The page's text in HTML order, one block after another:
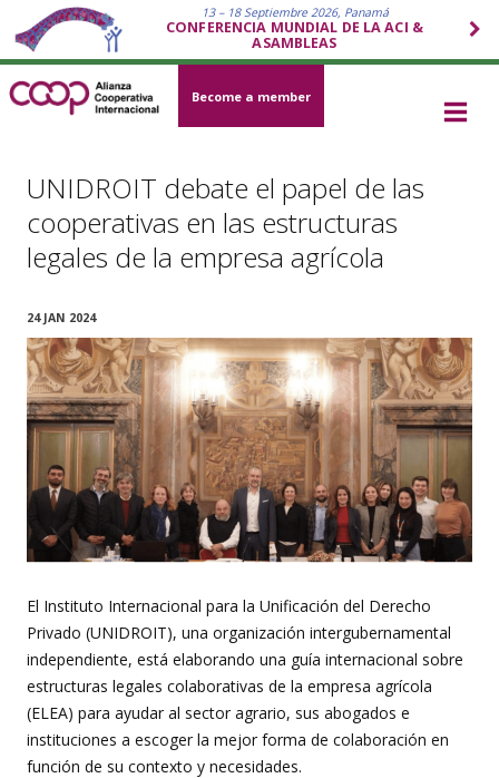
13 – 18 Septiembre 2026, Panamá
CONFERENCIA MUNDIAL DE LA ACI &
ASAMBLEAS
Become a member
UNIDROIT debate el papel de las
cooperativas en las estructuras
legales de la empresa agrícola
24 JAN 2024
El Instituto Internacional para la Unificación del Derecho
Privado (UNIDROIT), una organización intergubernamental
independiente, está elaborando una guía internacional sobre
estructuras legales colaborativas de la empresa agrícola
(ELEA) para ayudar al sector agrario, sus abogados e
instituciones a escoger la mejor forma de colaboración en
función de su contexto y necesidades.